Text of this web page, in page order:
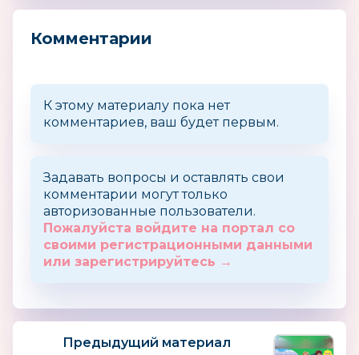
Комментарии
К этому материалу пока нет
комментариев, ваш будет первым.
Задавать вопросы и оставлять свои
комментарии могут только
авторизованные пользователи.
Пожалуйста войдите на портал со
своими регистрационными данными
или зарегистрируйтесь →
Предыдущий материал